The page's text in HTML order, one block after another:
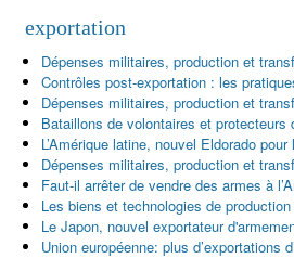
exportation
Dépenses militaires, production et
Contrôles post-exportation : les
Dépenses militaires, production et
Bataillons de volontaires et
L’Amérique latine, nouvel Eldorado
Dépenses militaires, production et
Faut-il arrêter de vendre des armes à
Les biens et technologies de
Le Japon, nouvel exportateur
Union européenne: plus d’exportations